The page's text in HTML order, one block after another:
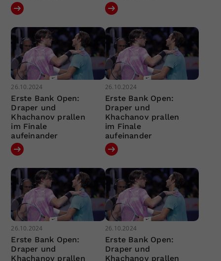
26.10.2024
Erste Bank Open:
Draper und
Khachanov prallen
im Finale
aufeinander
26.10.2024
Erste Bank Open:
Draper und
Khachanov prallen
im Finale
aufeinander
26.10.2024
Erste Bank Open:
Draper und
Khachanov prallen
26.10.2024
Erste Bank Open:
Draper und
Khachanov prallen